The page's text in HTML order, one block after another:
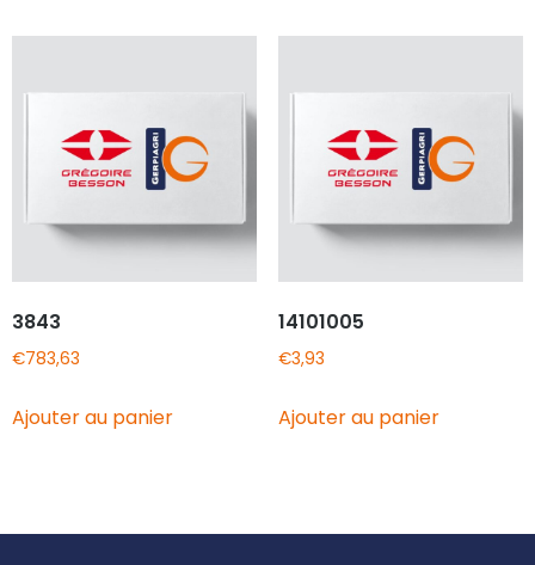
3843
€783,63
Ajouter au panier
14101005
€3,93
Ajouter au panier